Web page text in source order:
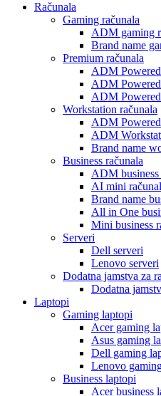
Računala
Gaming računala
ADM gaming
Brand name
Premium računala
ADM
ADM
ADM
Workstation računala
ADM
ADM
Brand name
Business računala
ADM business
AI mini
Brand name
All in One
Mini business
Serveri
Dell serveri
Lenovo serveri
Dodatna jamstva za
Dodatna
Laptopi
Gaming laptopi
Acer gaming
Asus gaming
Dell gaming
Lenovo
Business laptopi
Acer business